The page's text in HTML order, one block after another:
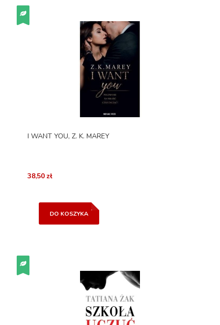
I WANT YOU, Z. K. MAREY
38,50 zł
DO KOSZYKA